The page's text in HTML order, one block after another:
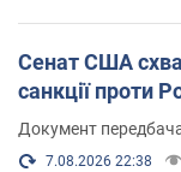
Сенат США
санкції проти
Документ
7.08.2026 22:38